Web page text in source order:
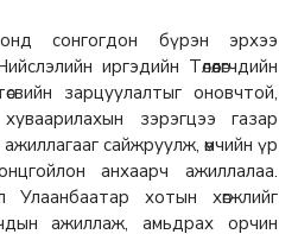
сонгогдон бүрэн эрхээ
иргэдийн Төлөөлөгчдийн
зарцуулалтыг оновчтой,
хуваарилахын зэрэгцээ газар
сайжруулж, өмчийн үр
анхаарч ажиллалаа.
Улаанбаатар хотын хөгжлийг
ажиллаж, амьдрах орчин